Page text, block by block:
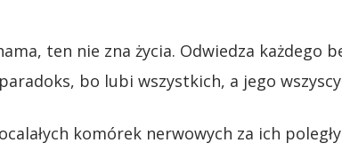
ten nie zna życia. Odwiedza
paradoks, bo lubi wszystkich, a jego
komórek nerwowych za ich